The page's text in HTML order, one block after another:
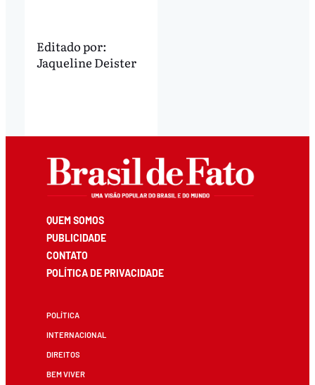
Editado por:
Jaqueline Deister
QUEM SOMOS
PUBLICIDADE
CONTATO
POLÍTICA DE PRIVACIDADE
POLÍTICA
INTERNACIONAL
DIREITOS
BEM VIVER